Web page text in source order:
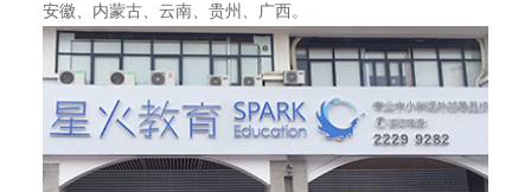
安徽、内蒙古、云南、贵州、广西。